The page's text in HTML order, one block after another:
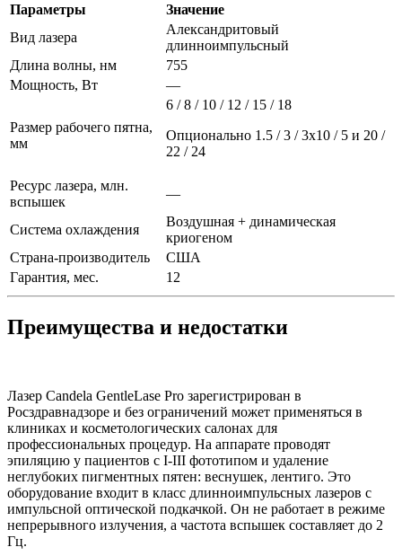
Параметры
Значение
Вид лазера
Александритовый
длинноимпульсный
Длина волны, нм
755
Мощность, Вт
—
Размер рабочего пятна,
мм
6 / 8 / 10 / 12 / 15 / 18
Опционально 1.5 / 3 / 3х10 / 5 и 20 /
22 / 24
Ресурс лазера, млн.
вспышек
—
Система охлаждения
Воздушная + динамическая
криогеном
Страна-производитель
США
Гарантия, мес.
12
Преимущества и недостатки
Лазер Candela GentleLase Pro зарегистрирован в
Росздравнадзоре и без ограничений может применяться в
клиниках и косметологических салонах для
профессиональных процедур. На аппарате проводят
эпиляцию у пациентов с I-III фототипом и удаление
неглубоких пигментных пятен: веснушек, лентиго. Это
оборудование входит в класс длинноимпульсных лазеров с
импульсной оптической подкачкой. Он не работает в режиме
непрерывного излучения, а частота вспышек составляет до 2
Гц.